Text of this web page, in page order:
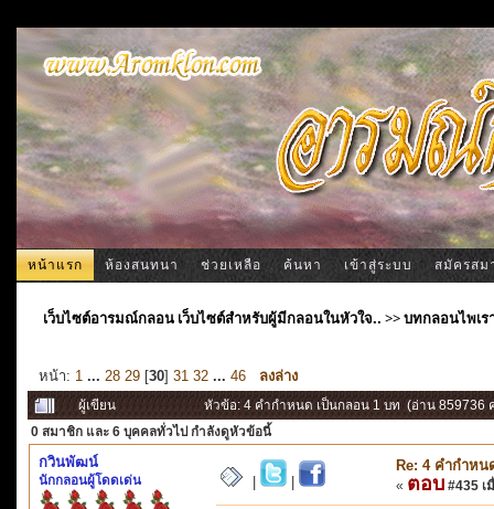
หน้าแรก ห้องสนทนา ช่วยเหลือ ค้นหา เข้าสู่ระบบ สมัครสม
เว็บไซต์อารมณ์กลอน เว็บไซต์สำหรับผู้มีกลอนในหัวใจ.. >>บทกลอนไพเร
หน้า: 1 ... 28 29 [30] 31 32 ... 46 ลงล่าง
ผู้เขียน
หัวข้อ: 4 คำกำหนด เป็นกลอน 1 บท (อ่าน 859736
0 สมาชิก และ 6 บุคคลทั่วไป กำลังดูหัวข้อนี้
กวินพัฒน์
นักกลอนผู้โดดเด่น
Re: 4 คำกำห
« ตอบ #435 เ